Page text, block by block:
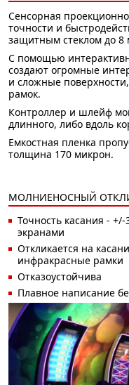
Сенсорная
точности и
защитным стеклом до 8
С помощью
создают огромные
и сложные
рамок.
Контроллер и шлейф
длинного, либо вдоль
Емкостная пленка
толщина 170 микрон.
МОЛНИЕНОСНЫЙ
Точность касания -
экранами
Откликается на
инфракрасные рамки
Отказоустойчива
Плавное написание